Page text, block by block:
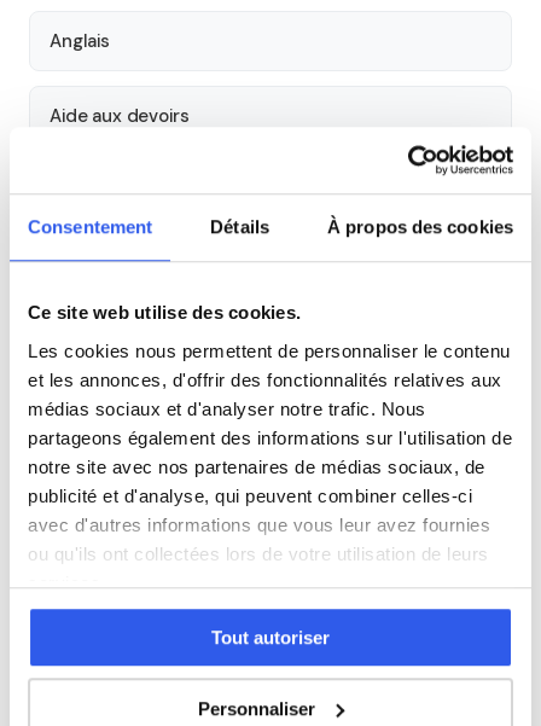
Consentement Détails À propos des cookies
Ce site web utilise des cookies.
Les cookies nous permettent de personnaliser le contenu
et les annonces, d'offrir des fonctionnalités relatives aux
médias sociaux et d'analyser notre trafic. Nous
partageons également des informations sur l'utilisation de
notre site avec nos partenaires de médias sociaux, de
publicité et d'analyse, qui peuvent combiner celles-ci
avec d'autres informations que vous leur avez fournies
ou qu'ils ont collectées lors de votre utilisation de leurs
services.
Tout autoriser
Personnaliser
Anglais
Aide aux devoirs
Économie
Histoire
Cours par niveau
Seconde Première Terminale
Autres lycées à proximité
Lycée polyvalent Jean Baylet
Valence d'Agen
Lycée polyvalent Antoine Bourdelle
Montauban